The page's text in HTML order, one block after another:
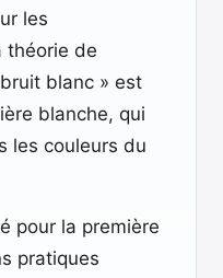
les
théorie de
blanc » est
blanche, qui
les couleurs du
pour la première
pratiques